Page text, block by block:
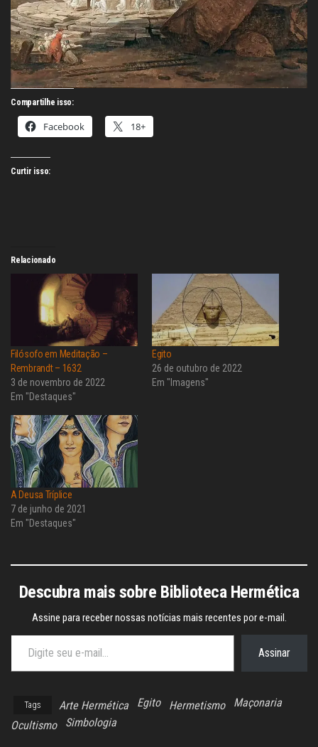
Compartilhe isso:
Facebook 18+
Curtir isso:
Relacionado
Filósofo em Meditação –
Rembrandt – 1632
3 de novembro de 2022
Em "Destaques"
Egito
26 de outubro de 2022
Em "Imagens"
A Deusa Tríplice
7 de junho de 2021
Em "Destaques"
Descubra mais sobre Biblioteca Hermética
Assine para receber nossas notícias mais recentes por e-mail.
Digite seu e-mail…
Assinar
Tags Arte Hermética Egito Hermetismo
Maçonaria
Ocultismo
Simbologia